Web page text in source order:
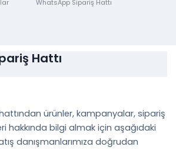
WhatsApp Sipariş Hattı
Hattı
ürünler, kampanyalar, sipariş
hakkında bilgi almak için aşağıdaki
danışmanlarımıza doğrudan